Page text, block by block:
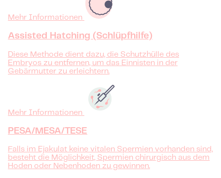
Mehr Informationen
Assisted Hatching (Schlüpfhilfe)
Diese Methode dient dazu, die Schutzhülle des
Embryos zu entfernen, um das Einnisten in der
Gebärmutter zu erleichtern.
Mehr Informationen
PESA/MESA/TESE
Falls im Ejakulat keine vitalen Spermien vorhanden sind,
besteht die Möglichkeit, Spermien chirurgisch aus dem
Hoden oder Nebenhoden zu gewinnen.